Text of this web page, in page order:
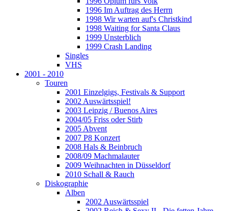
1996 Im Auftrag des Herrn
1998 Wir warten auf's Christkind
1998 Waiting for Santa Claus
1999 Unsterblich
1999 Crash Landing
Singles
VHS
2001 - 2010
Touren
2001 Einzelgigs, Festivals & Support
2002 Auswärtsspiel!
2003 Leipzig / Buenos Aires
2004/05 Friss oder Stirb
2005 Abvent
2007 P8 Konzert
2008 Hals & Beinbruch
2008/09 Machmalauter
2009 Weihnachten in Düsseldorf
2010 Schall & Rauch
Diskographie
Alben
2002 Auswärtsspiel